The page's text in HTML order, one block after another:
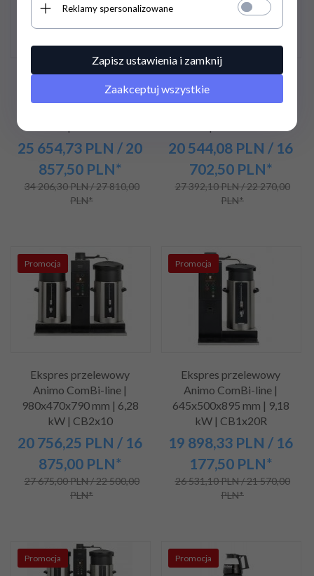
Ekspres przelewowy
Animo ComBi-line |
25 654,73 PLN / 20
857,50 PLN*
34 206,30 PLN / 27 810,00
PLN*
Animo ComBi-line |
20 544,08 PLN / 16
702,50 PLN*
27 392,10 PLN / 22 270,00
PLN*
Promocja
Ekspres przelewowy
Animo ComBi-line |
980x470x790 mm | 6,28
kW | CB2x10
20 756,25 PLN / 16
875,00 PLN*
27 675,00 PLN / 22 500,00
PLN*
Promocja
Ekspres przelewowy
Animo ComBi-line |
645x500x895 mm | 9,18
kW | CB1x20R
19 898,33 PLN / 16
177,50 PLN*
26 531,10 PLN / 21 570,00
PLN*
Promocja Promocja
Reklamy spersonalizowane
Zapisz ustawienia i zamknij
Zaakceptuj wszystkie